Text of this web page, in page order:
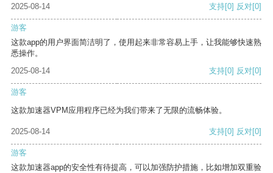
2025-08-14 支持[0] 反对[0]
游客
这款app的用户界面简洁明了，使用起来非常容易上手，让我能够快速熟
悉操作。
2025-08-14
支持[0] 反对[0]
游客
这款加速器VPM应用程序已经为我们带来了无限的流畅体验。
2025-08-14 支持[0] 反对[0]
游客
这款加速器app的安全性有待提高，可以加强防护措施，比如增加双重验